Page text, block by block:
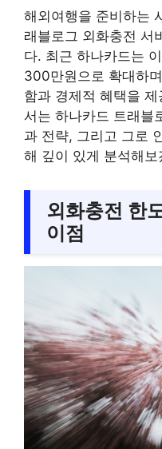
해외여행을 준비하는
래블로그 외화충전 서
다. 최근 하나카드는
300만원으로 확대하
함과 경제적 혜택을
서는 하나카드 트래블
과 전략, 그리고 그로
해 깊이 있게 분석해보
외화충전 한
이점